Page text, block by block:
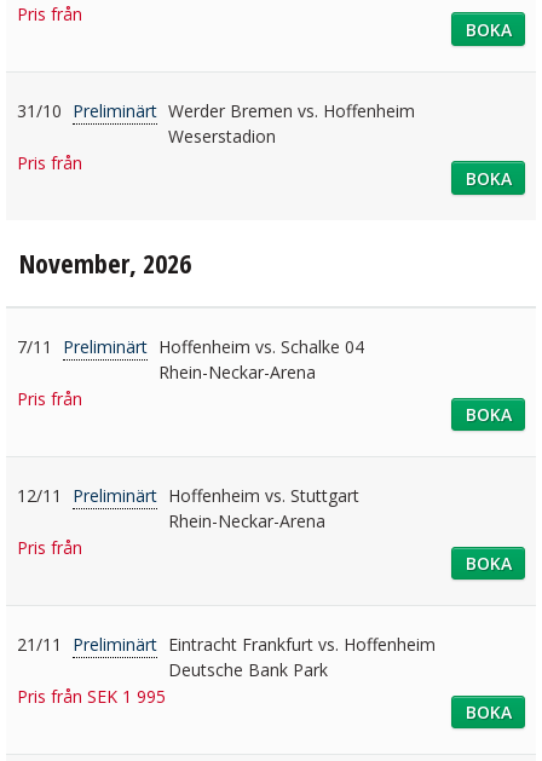
Pris från
BOKA
31/10 Preliminärt Werder Bremen vs. Hoffenheim
Weserstadion
Pris från
BOKA
November, 2026
7/11 Preliminärt Hoffenheim vs. Schalke 04
Rhein-Neckar-Arena
Pris från
BOKA
12/11 Preliminärt Hoffenheim vs. Stuttgart
Rhein-Neckar-Arena
Pris från
BOKA
21/11 Preliminärt Eintracht Frankfurt vs. Hoffenheim
Deutsche Bank Park
Pris från SEK 1 995
BOKA